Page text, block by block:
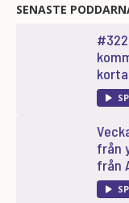
SENASTE
från
från